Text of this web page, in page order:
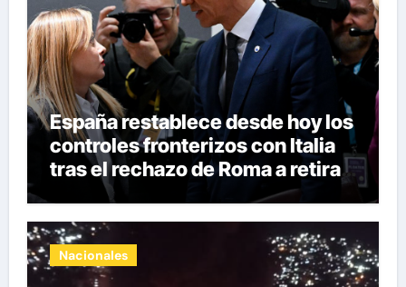
España restablece desde hoy los
controles fronterizos con Italia
tras el rechazo de Roma a retirar
las restricciones
Nacionales